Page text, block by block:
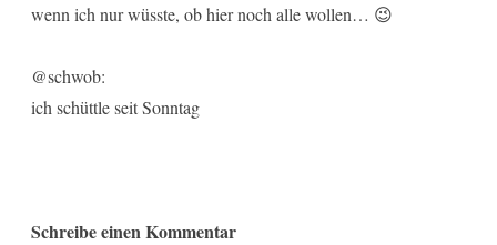
wenn ich nur wüsste, ob hier noch alle wollen… 😉
@schwob:
ich schüttle seit Sonntag
Schreibe einen Kommentar